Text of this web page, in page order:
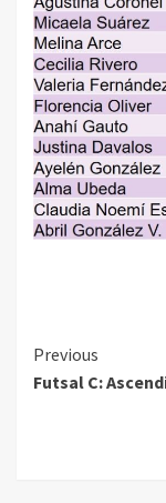
Continue
Reading
Previous
Futsal C: